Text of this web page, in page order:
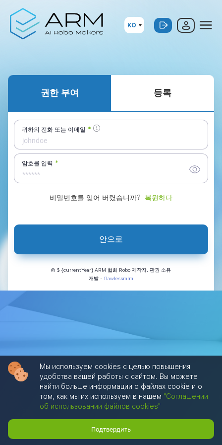
KO
권한 부여 등록
귀하의 전화 또는 이메일 *
암호를 입력 *
비밀번호를 잊어 버렸습니까? 복원하다
안으로
© $ {currentYear} ARM 협회 Robo 제작자. 판권 소유
개발 - flawlessmlm
Мы используем cookies с целью повышения
удобства вашей работы с сайтом. Вы можете
найти больше информации о файлах cookie и о
том, как мы их используем в нашем "Соглашении
об использовании файлов cookies"
Подтвердить